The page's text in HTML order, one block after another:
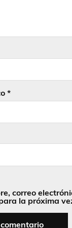
*
correo
la próxima